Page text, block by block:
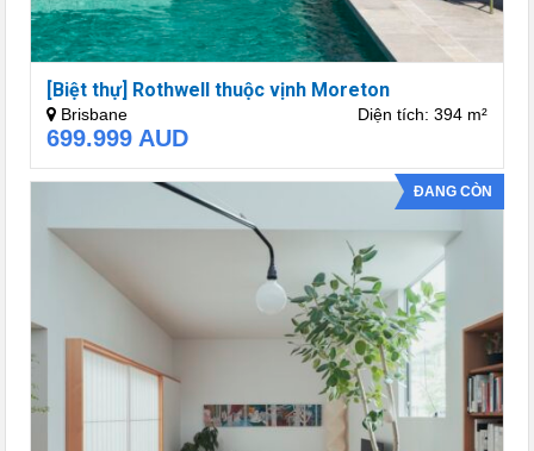
[Biệt thự] Rothwell thuộc vịnh Moreton
Brisbane Diện tích: 394 m²
699.999 AUD
ĐANG CÒN